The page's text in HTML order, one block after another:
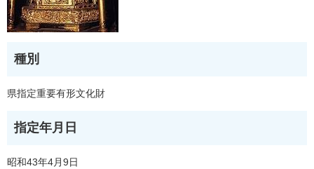
種別
県指定重要有形文化財
指定年月日
昭和43年4月9日